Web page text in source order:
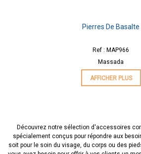
Pierres De Basalte
Ref : MAP966
Massada
AFFICHER PLUS
Découvrez notre sélection d'accessoires
spécialement conçus pour répondre aux
soit pour le soin du visage, du corps ou des